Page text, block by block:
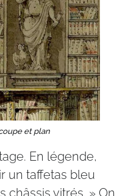
et plan
En légende,
un taffetas bleu